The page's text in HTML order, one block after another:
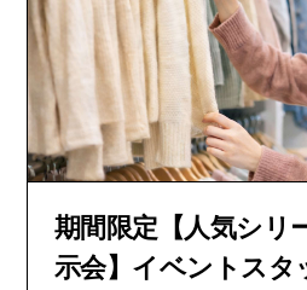
期間限定【人気シリ
示会】イベントスタ